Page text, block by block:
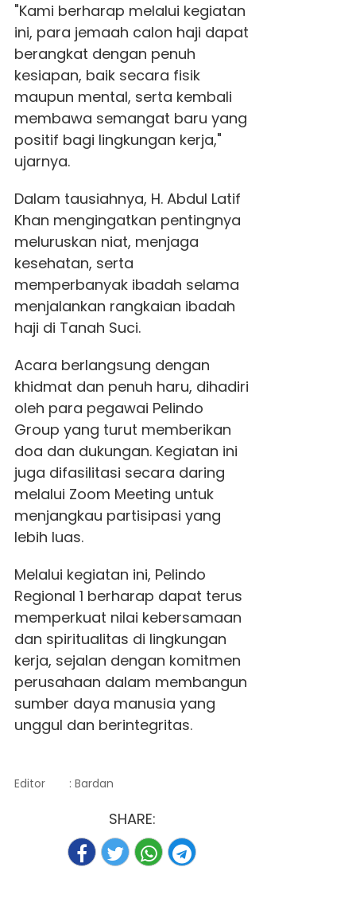
"Kami berharap melalui kegiatan
ini, para jemaah calon haji dapat
berangkat dengan penuh
kesiapan, baik secara fisik
maupun mental, serta kembali
membawa semangat baru yang
positif bagi lingkungan kerja,"
ujarnya.
Dalam tausiahnya, H. Abdul Latif
Khan mengingatkan pentingnya
meluruskan niat, menjaga
kesehatan, serta
memperbanyak ibadah selama
menjalankan rangkaian ibadah
haji di Tanah Suci.
Acara berlangsung dengan
khidmat dan penuh haru, dihadiri
oleh para pegawai Pelindo
Group yang turut memberikan
doa dan dukungan. Kegiatan ini
juga difasilitasi secara daring
melalui Zoom Meeting untuk
menjangkau partisipasi yang
lebih luas.
Melalui kegiatan ini, Pelindo
Regional 1 berharap dapat terus
memperkuat nilai kebersamaan
dan spiritualitas di lingkungan
kerja, sejalan dengan komitmen
perusahaan dalam membangun
sumber daya manusia yang
unggul dan berintegritas.
Editor : Bardan
SHARE: